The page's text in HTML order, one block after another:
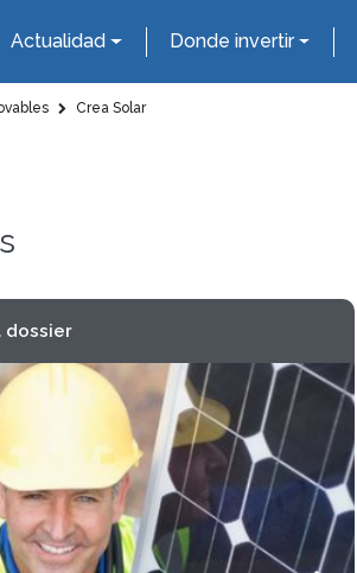
Actualidad Donde invertir
Crea Solar
dossier